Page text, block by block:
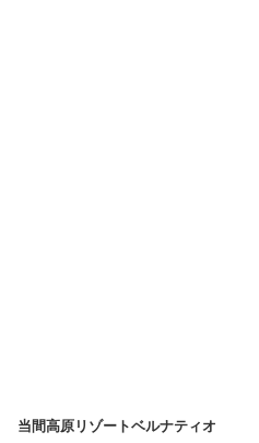
当間高原リゾートベルナティオ